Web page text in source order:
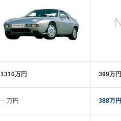
1310万円
‐‐‐万円
399万円
388万円